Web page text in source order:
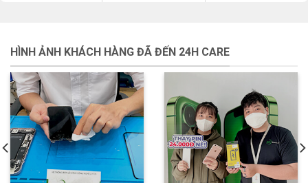
HÌNH ẢNH KHÁCH HÀNG ĐÃ ĐẾN 24H CARE